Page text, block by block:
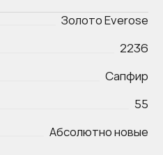
Золото Everose
2236
Сапфир
55
Абсолютно новые